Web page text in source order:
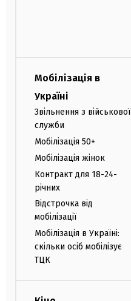
Мобілізація в
Україні
Звільнення з військової
служби
Мобілізація 50+
Мобілізація жінок
Контракт для 18-24-
річних
Відстрочка від
мобілізації
Мобілізація в Україні:
скільки осіб мобілізує
ТЦК